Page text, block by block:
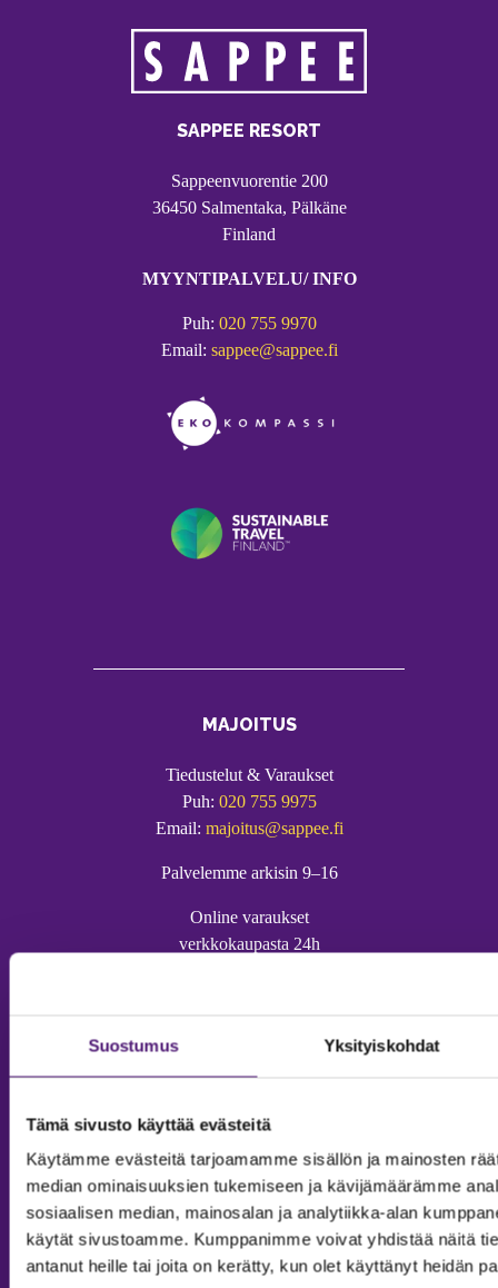
Suostumus Yksityiskohdat
Tämä sivusto käyttää evästeitä
Käytämme evästeitä tarjoamamme sisällön ja mainosten
median ominaisuuksien tukemiseen ja kävijämäärämme
sosiaalisen median, mainosalan ja analytiikka-alan
käytät sivustoamme. Kumppanimme voivat yhdistää näitä
antanut heille tai joita on kerätty, kun olet käyttänyt heidän
SAPPEE RESORT
Sappeenvuorentie 200
36450 Salmentaka, Pälkäne
Finland
MYYNTIPALVELU/ INFO
Puh: 020 755 9970
Email: sappee@sappee.fi
MAJOITUS
Tiedustelut & Varaukset
Puh: 020 755 9975
Email: majoitus@sappee.fi
Palvelemme arkisin 9–16
Online varaukset
verkkokaupasta 24h
Ympäristöohjelma
Avoimet työpaikat
Anna palautetta
Tietosuojaseloste
Evästeasetukset